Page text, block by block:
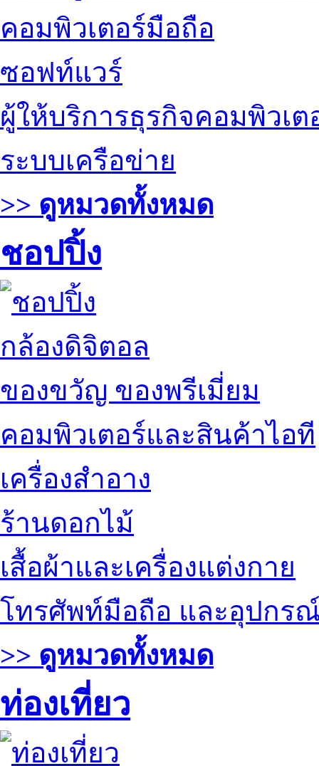
คอมพิวเตอร์มือถือ
ซอฟท์แวร์
ผู้ให้บริการธุรกิจคอมพิวเต
ระบบเครือข่าย
>> ดูหมวดทั้งหมด
ชอปปิ้ง
กล้องดิจิตอล
ของขวัญ ของพรีเมี่ยม
คอมพิวเตอร์และสินค้าไอที
เครื่องสำอาง
ร้านดอกไม้
เสื้อผ้าและเครื่องแต่งกาย
โทรศัพท์มือถือ และอุปกร
>> ดูหมวดทั้งหมด
ท่องเที่ยว